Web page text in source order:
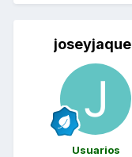
joseyjaque
Usuarios